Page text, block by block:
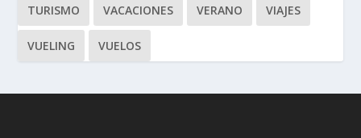
TURISMO VACACIONES VERANO VIAJES
VUELING VUELOS